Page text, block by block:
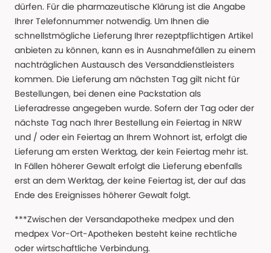
dürfen. Für die pharmazeutische Klärung ist die Angabe
Ihrer Telefonnummer notwendig. Um Ihnen die
schnellstmögliche Lieferung Ihrer rezeptpflichtigen Artikel
anbieten zu können, kann es in Ausnahmefällen zu einem
nachträglichen Austausch des Versanddienstleisters
kommen. Die Lieferung am nächsten Tag gilt nicht für
Bestellungen, bei denen eine Packstation als
Lieferadresse angegeben wurde. Sofern der Tag oder der
nächste Tag nach Ihrer Bestellung ein Feiertag in NRW
und / oder ein Feiertag an Ihrem Wohnort ist, erfolgt die
Lieferung am ersten Werktag, der kein Feiertag mehr ist.
In Fällen höherer Gewalt erfolgt die Lieferung ebenfalls
erst an dem Werktag, der keine Feiertag ist, der auf das
Ende des Ereignisses höherer Gewalt folgt.
***Zwischen der Versandapotheke medpex und den
medpex Vor-Ort-Apotheken besteht keine rechtliche
oder wirtschaftliche Verbindung.